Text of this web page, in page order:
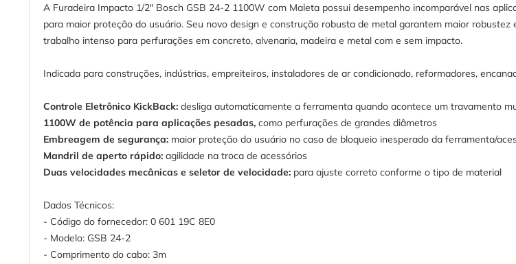
A Furadeira Impacto 1/2" Bosch GSB 24-2 1100W com Maleta possui desempenho incomparável nas
para maior proteção do usuário. Seu novo design e construção robusta de metal garantem maior
trabalho intenso para perfurações em concreto, alvenaria, madeira e metal com e sem impacto.
Indicada para construções, indústrias, empreiteiros, instaladores de ar condicionado, reformadores,
Controle Eletrônico KickBack: desliga automaticamente a ferramenta quando acontece um travamento
1100W de potência para aplicações pesadas, como perfurações de grandes diâmetros
Embreagem de segurança: maior proteção do usuário no caso de bloqueio inesperado da ferramenta/
Mandril de aperto rápido: agilidade na troca de acessórios
Duas velocidades mecânicas e seletor de velocidade: para ajuste correto conforme o tipo de material
Dados Técnicos:
- Código do fornecedor: 0 601 19C 8E0
- Modelo: GSB 24-2
- Comprimento do cabo: 3m